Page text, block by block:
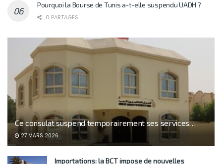
Pourquoi la Bourse de Tunis a-t-elle suspendu UADH ?
0 PARTAGES
Ce consulat suspend temporairement ses services…
27 MARS 2026
Importations: la BCT impose de nouvelles